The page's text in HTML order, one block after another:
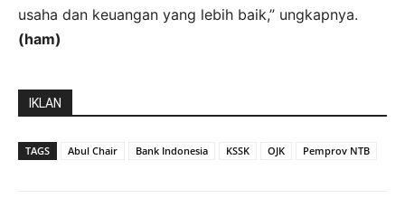
usaha dan keuangan yang lebih baik,” ungkapnya.
(ham)
IKLAN
TAGS Abul Chair Bank Indonesia KSSK OJK Pemprov NTB